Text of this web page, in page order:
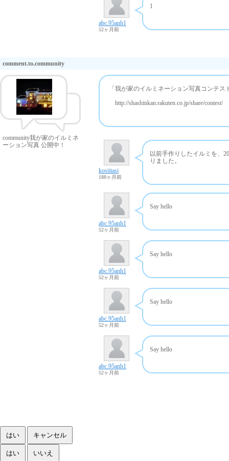
abc.95anh1
52ヶ月前
1
comment.to.community
community我が家のイルミネ
ーション写真 公開中！
「我が家のイルミネーション写真コンテ
http://shashinkan.rakuten.co.jp/share/contest/
kosiitasi
188ヶ月前
以前手作りしたイルミを、
りました。
abc.95anh1
52ヶ月前
Say hello
abc.95anh1
52ヶ月前
Say hello
abc.95anh1
52ヶ月前
Say hello
abc.95anh1
52ヶ月前
Say hello